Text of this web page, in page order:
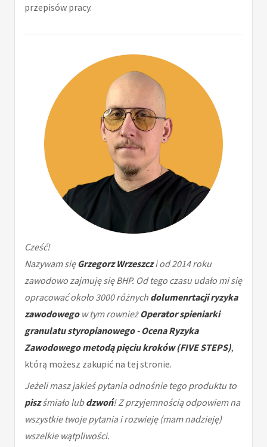
przepisów pracy.
Cześć!
Nazywam sięGrzegorz Wrzeszczi od 2014 roku
zawodowo zajmuję się BHP. Od tego czasu udało mi się
opracować około 3000 różnych dolumenrtacji ryzyka
zawodowegow tym rownieżOperator spieniarki
granulatu styropianowego - Ocena Ryzyka
Zawodowego metodą pięciu kroków (FIVE STEPS),
którą możesz zakupić na tej stronie.
Jeżeli masz jakieś pytania odnośnie tego produktu to
piszśmiało lubdzwoń! Z przyjemnością odpowiem na
wszystkie twoje pytania i rozwieję (mam nadzieję)
wszelkie wątpliwości.